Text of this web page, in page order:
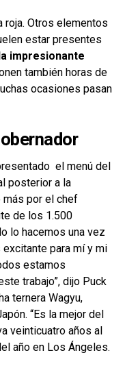
roja. Otros elementos
estar presentes
impresionante
también horas de
ocasiones pasan
el menú del
posterior a la
más por el chef
de los 1.500
lo hacemos una vez
para mí y mi
estamos
trabajo”, dijo Puck
ternera Wagyu,
“Es la mejor del
veinticuatro años al
año en Los Ángeles.